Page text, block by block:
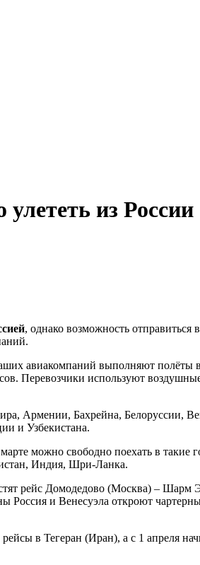
из России
, однако возможность отправиться
авиакомпаний выполняют полёты
Перевозчики используют
Армении, Бахрейна, Белоруссии,
и Узбекистана.
можно свободно поехать в такие
Индия, Шри-Ланка.
рейс Домодедово (Москва) – Шарм
и Венесуэла откроют
в Тегеран (Иран), а c 1 апреля